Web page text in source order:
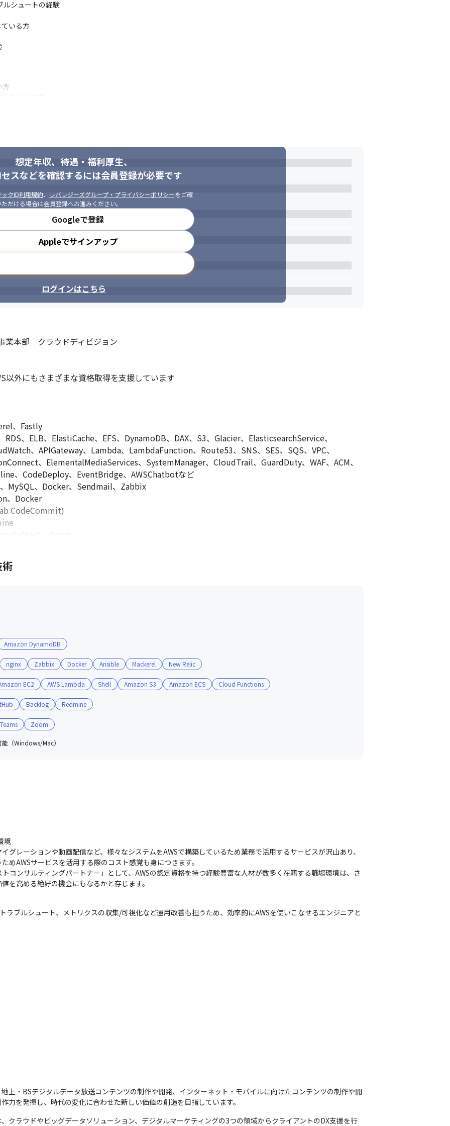
シュートの経験
いる方
方
方
想定年収、待遇・福利厚生、
スなどを確認するには会員登録が必要です
クID利用規約、 レバレジーズグループ・プライバシーポリシーをご確
だける場合は会員登録へお進みください。
Googleで登録
Appleでサインアップ
ログインはこちら
業本部　クラウドディビジョン
以外にもさまざまな資格取得を支援しています
、Fastly
RDS、ELB、ElastiCache、EFS、DynamoDB、DAX、S3、Glacier、ElasticsearchService、
、APIGateway、Lambda、LambdaFunction、Route53、SNS、SES、SQS、VPC、
、ElementalMediaServices、SystemManager、CloudTrail、GuardDuty、WAF、ACM、
、CodeDeploy、EventBridge、AWSChatbotなど
MySQL、Docker、Sendmail、Zabbix
、Docker
CodeCommit)
、Zoom
Amazon DynamoDB
nginx Zabbix Docker Ansible Mackerel New Relic
EC2 AWS Lambda Shell Amazon S3 Amazon ECS Cloud Functions
Backlog Redmine
Teams Zoom
（Windows/Mac）
境
レーションや動画配信など、様々なシステムをAWSで構築しているため業務で活用するサービスが沢山あり、
めAWSサービスを活用する際のコスト感覚も身につきます。
ンサルティングパートナー」として、AWSの認定資格を持つ経験豊富な人材が数多く在籍する職場環境は、さ
を高める絶好の機会にもなるかと存じます。
ブルシュート、メトリクスの収集/可視化など運用改善も担うため、効率的にAWSを使いこなせるエンジニアと
上・BSデジタルデータ放送コンテンツの制作や開発、インターネット・モバイルに向けたコンテンツの制作や開
力を発揮し、時代の変化に合わせた新しい価値の創造を目指しています。
クラウドやビッグデータソリューション、デジタルマーケティングの3つの領域からクライアントのDX支援を行